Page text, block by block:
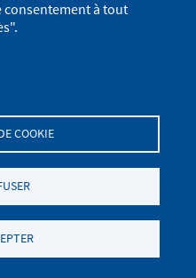
à tout
COOKIE
de confidentialité